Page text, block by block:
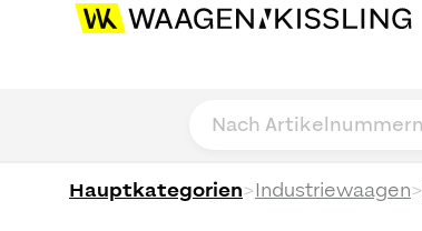
Hauptkategorien>Industriewaagen>